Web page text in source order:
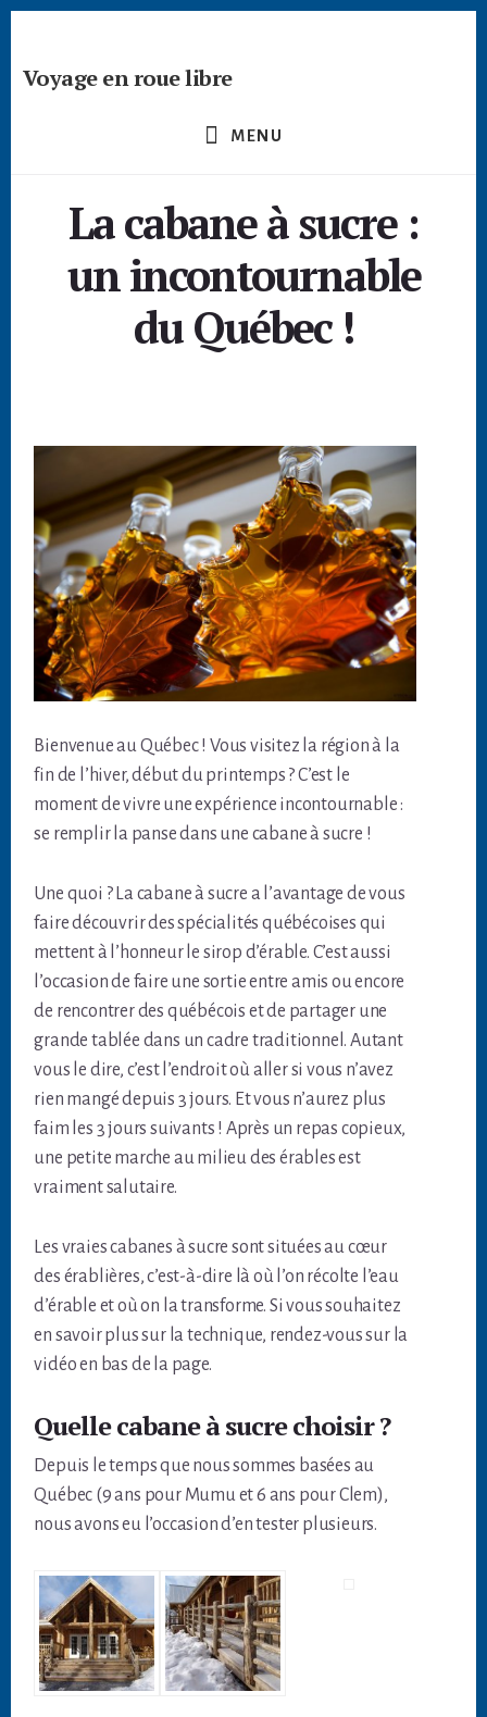
barre
content
footer
Voyage en roue libre
devenir
nomade
MENU
La cabane à sucre :
un incontournable
du Québec !
Bienvenue au Québec ! Vous visitez la région à la
fin de l’hiver, début du printemps ? C’est le
moment de vivre une expérience incontournable :
se remplir la panse dans une cabane à sucre !
Une quoi ? La cabane à sucre a l’avantage de vous
faire découvrir des spécialités québécoises qui
mettent à l’honneur le sirop d’érable. C’est aussi
l’occasion de faire une sortie entre amis ou encore
de rencontrer des québécois et de partager une
grande tablée dans un cadre traditionnel. Autant
vous le dire, c’est l’endroit où aller si vous n’avez
rien mangé depuis 3 jours. Et vous n’aurez plus
faim les 3 jours suivants ! Après un repas copieux,
une petite marche au milieu des érables est
vraiment salutaire.
Les vraies cabanes à sucre sont situées au cœur
des érablières, c’est-à-dire là où l’on récolte l’eau
d’érable et où on la transforme. Si vous souhaitez
en savoir plus sur la technique, rendez-vous sur la
vidéo en bas de la page.
Quelle cabane à sucre choisir ?
Depuis le temps que nous sommes basées au
Québec (9 ans pour Mumu et 6 ans pour Clem),
nous avons eu l’occasion d’en tester plusieurs.